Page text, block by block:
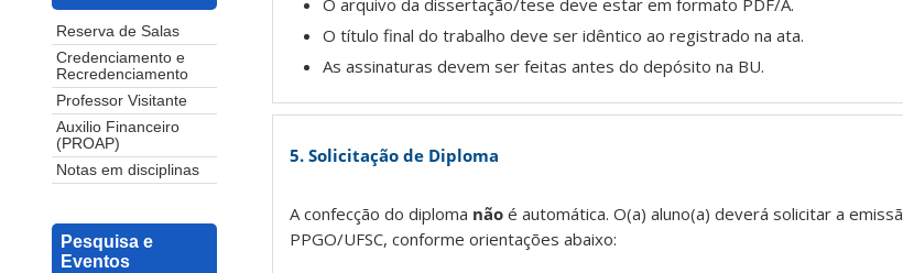
Reserva de Salas
Credenciamento e
Recredenciamento
Professor Visitante
Auxilio Financeiro
(PROAP)
Notas em disciplinas
Pesquisa e
Eventos
O arquivo da dissertação/tese deve estar em formato PDF/A.
O título final do trabalho deve ser idêntico ao registrado na ata.
As assinaturas devem ser feitas antes do depósito na BU.
5. Solicitação de Diploma
A confecção do diploma não é automática. O(a) aluno(a) deverá solicitar a
PPGO/UFSC, conforme orientações abaixo: